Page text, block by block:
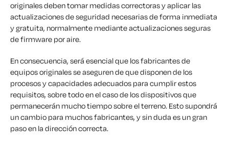
originales deben tomar medidas correctoras y aplicar las
actualizaciones de seguridad necesarias de forma inmediata
y gratuita, normalmente mediante actualizaciones seguras
de firmware por aire.
En consecuencia, será esencial que los fabricantes de
equipos originales se aseguren de que disponen de los
procesos y capacidades adecuados para cumplir estos
requisitos, sobre todo en el caso de los dispositivos que
permanecerán mucho tiempo sobre el terreno. Esto supondrá
un cambio para muchos fabricantes, y sin duda es un gran
paso en la dirección correcta.